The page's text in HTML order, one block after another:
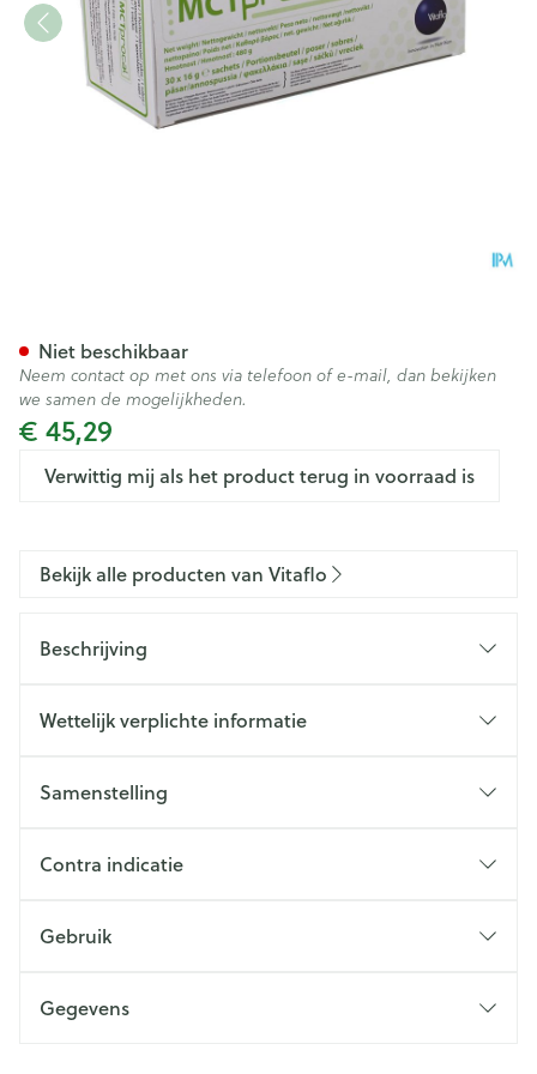
€ 45,29
Verwittig mij als het product terug in voorraad is
Niet beschikbaar
Neem contact op met ons via telefoon of e-mail, dan bekijken
we samen de mogelijkheden.
Bekijk alle producten van Vitaflo
Beschrijving
Wettelijk verplichte informatie
Samenstelling
Contra indicatie
Gebruik
Gegevens